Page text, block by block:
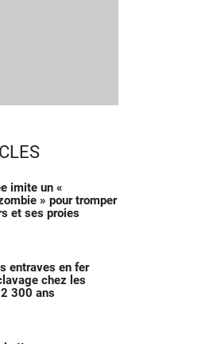
imite un «
» pour tromper
et ses proies
entraves en fer
chez les
300 ans